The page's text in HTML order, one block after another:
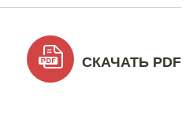
СКАЧАТЬ PDF